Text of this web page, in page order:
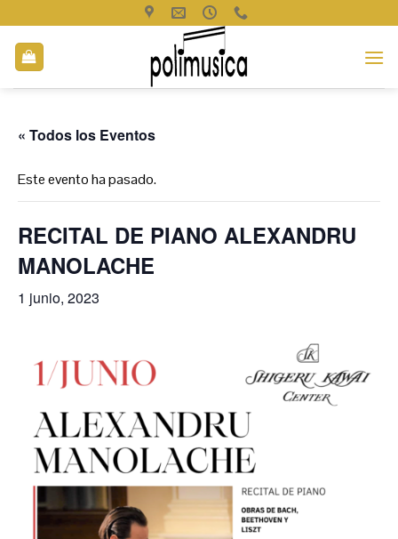
contenido
« Todos los Eventos
Este evento ha pasado.
RECITAL DE PIANO ALEXANDRU
MANOLACHE
1 junio, 2023